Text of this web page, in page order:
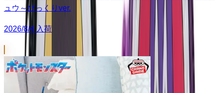
ュウ～びっくりver.
2026/8/4 入荷